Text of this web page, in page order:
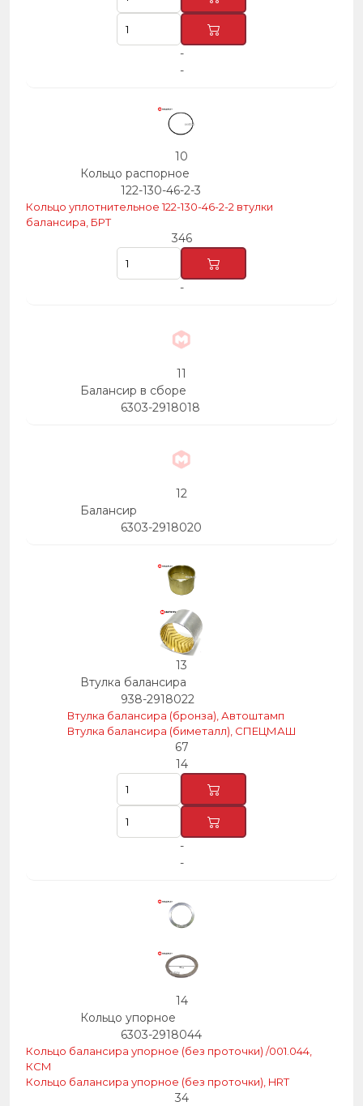
-
-
10
Кольцо распорное
122-130-46-2-3
Кольцо уплотнительное 122-130-46-2-2 втулки
балансира, БРТ
346
-
11
Балансир в сборе
6303-2918018
12
Балансир
6303-2918020
13
Втулка балансира
938-2918022
Втулка балансира (бронза), Автоштамп
Втулка балансира (биметалл), СПЕЦМАШ
67
14
-
-
14
Кольцо упорное
6303-2918044
Кольцо балансира упорное (без проточки) /001.044,
КСМ
Кольцо балансира упорное (без проточки), HRT
34